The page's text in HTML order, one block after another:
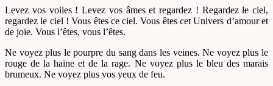
Levez vos voiles ! Levez vos âmes et regardez ! Regardez le ciel,
regardez le ciel ! Vous êtes ce ciel. Vous êtes cet Univers d’amour et
de joie. Vous l’êtes, vous l’êtes.
Ne voyez plus le pourpre du sang dans les veines. Ne voyez plus le
rouge de la haine et de la rage. Ne voyez plus le bleu des marais
brumeux. Ne voyez plus vos yeux de feu.